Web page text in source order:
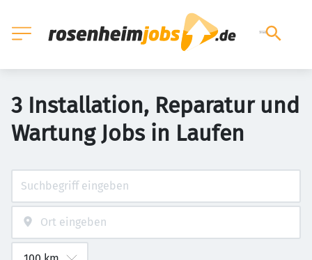
3 Installation, Reparatur und
Wartung Jobs in Laufen